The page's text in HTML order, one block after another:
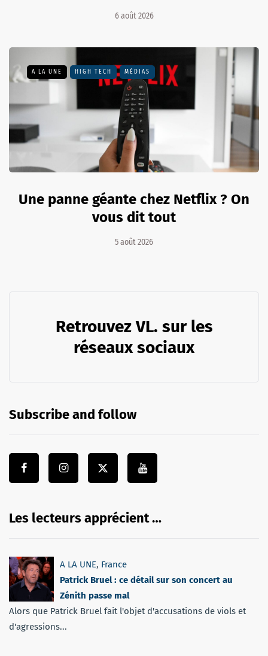
6 août 2026
A LA UNE HIGH TECH MÉDIAS
Une panne géante chez Netflix ? On
vous dit tout
5 août 2026
Retrouvez VL. sur les
réseaux sociaux
Subscribe and follow
Les lecteurs apprécient …
A LA UNE, France
Patrick Bruel : ce détail sur son concert au
Zénith passe mal
Alors que Patrick Bruel fait l'objet d'accusations de viols et
d'agressions...